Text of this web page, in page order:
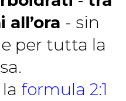
- sin
per tutta la
formula 2:1